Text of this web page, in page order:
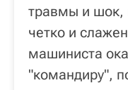
травмы и шок,
четко и
машиниста
"командиру",